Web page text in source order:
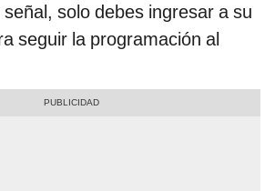
solo debes ingresar a su
seguir la programación al